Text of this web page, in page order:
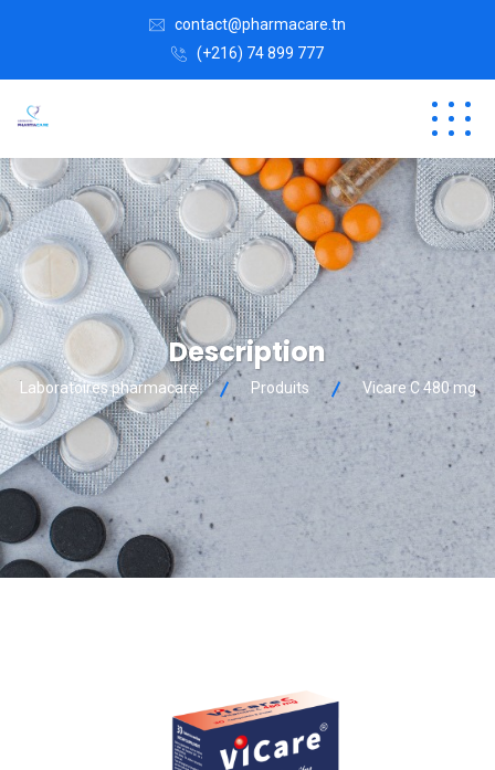
contact@pharmacare.tn
(+216) 74 899 777
Description
Laboratoires pharmacare Produits Vicare C 480 mg